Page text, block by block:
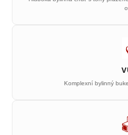
Komplexní bylinný